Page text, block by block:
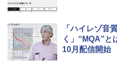
「ハイレゾ音
く」“MQA”と
10月配信開始